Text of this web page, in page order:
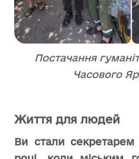
Постачання
Часового
Життя для людей
Ви стали секретарем